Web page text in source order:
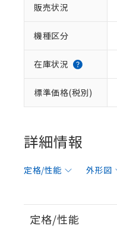
販売状況
機種区分
在庫状況
標準価格(税別)
詳細情報
定格/性能 外形図
定格/性能